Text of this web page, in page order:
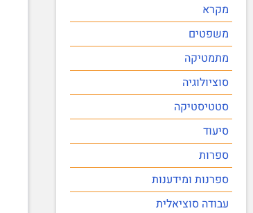
מקרא
משפטים
מתמטיקה
סוציולוגיה
סטטיסטיקה
סיעוד
ספרות
ספרנות ומידענות
עבודה סוציאלית